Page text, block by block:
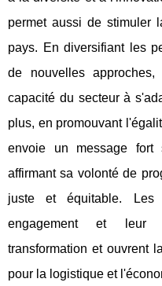
permet aussi de stimuler
pays. En diversifiant les
de nouvelles
capacité du secteur à
plus, en promouvant
envoie un message fort
affirmant sa volonté de
juste et équitable. Les
engagement et leur
transformation et ouvrent
pour la logistique et